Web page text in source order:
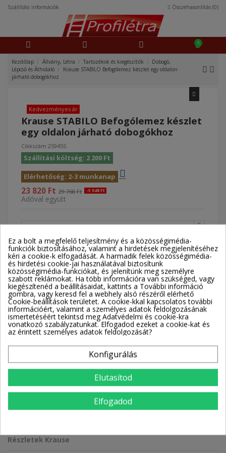
Szállítási információk Összehasonlítás (0)
0
Kezdőlap Állvány, Létra Tartozékok és kiegészítők
Dobogó,
Lépcső és Áthidaló
Krause STABILO Befogólemez készlet egy oldalon
járható dobogókhoz
Kedvezményes ár
Krause STABILO Befogólemez készlet
egy oldalon járható dobogókhoz
Cikkszám 259455
Szállítási költség: 2 200 Ft
Elérhetőség: 2-3 munkanap
23 820 Ft 29 768 Ft -5 948 Ft
Adóval együtt
Kosárba
Szállítással kapcsolatos információk
Partnereink
Szállítási idő
Munkanapokon: reggel
8 és 17 óra között
Termék részletei
Részletek Krause
Ez a bolt a megfelelő teljesítmény és a közösségimédia-
funkciók biztosításához, valamint a hirdetések megjelenítéséhez
kéri a cookie-k elfogadását. A harmadik felek közösségimédia-
és hirdetési cookie-jai használatával biztosítunk
közösségimédia-funkciókat, és jelenítünk meg személyre
szabott reklámokat. Ha több információra van szükséged, vagy
kiegészítenéd a beállításaidat, kattints a További információ
gombra, vagy keresd fel a webhely alsó részéről elérhető
Cookie-beállítások területet. A cookie-kkal kapcsolatos további
információért, valamint a személyes adatok feldolgozásának
ismertetéséért tekintsd meg Adatvédelmi és cookie-kra
vonatkozó szabályzatunkat. Elfogadod ezeket a cookie-kat és
az érintett személyes adatok feldolgozását?
Konfigurálás
Elutasítod
Elfogadod